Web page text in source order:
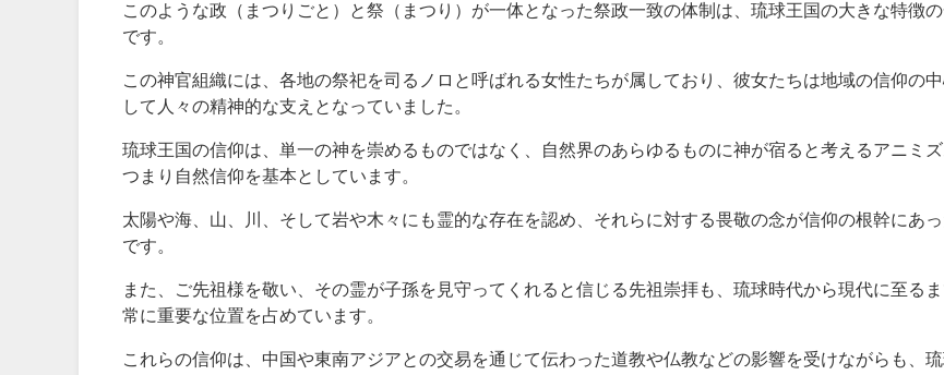
このような政（まつりごと）と祭（まつり）が一体となった祭政一致の体制は、琉球王国の大きな特徴
です。
この神官組織には、各地の祭祀を司るノロと呼ばれる女性たちが属しており、彼女たちは地域の信仰の中
して人々の精神的な支えとなっていました。
琉球王国の信仰は、単一の神を崇めるものではなく、自然界のあらゆるものに神が宿ると考えるアニミズ
つまり自然信仰を基本としています。
太陽や海、山、川、そして岩や木々にも霊的な存在を認め、それらに対する畏敬の念が信仰の根幹にあ
です。
また、ご先祖様を敬い、その霊が子孫を見守ってくれると信じる先祖崇拝も、琉球時代から現代に至る
常に重要な位置を占めています。
これらの信仰は、中国や東南アジアとの交易を通じて伝わった道教や仏教などの影響を受けながらも、